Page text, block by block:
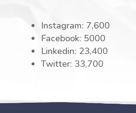
Instagram: 7,600
Facebook: 5000
Linkedin: 23,400
Twitter: 33,700